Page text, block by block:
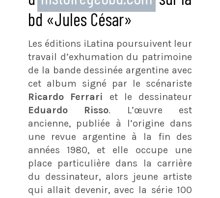
bd «Jules César»
Les éditions iLatina poursuivent leur
travail d’exhumation du patrimoine
de la bande dessinée argentine avec
cet album signé par le scénariste
Ricardo Ferrari et le dessinateur
Eduardo Risso. L’œuvre est
ancienne, publiée à l’origine dans
une revue argentine à la fin des
années 1980, et elle occupe une
place particulière dans la carrière
du dessinateur, alors jeune artiste
qui allait devenir, avec la série 100